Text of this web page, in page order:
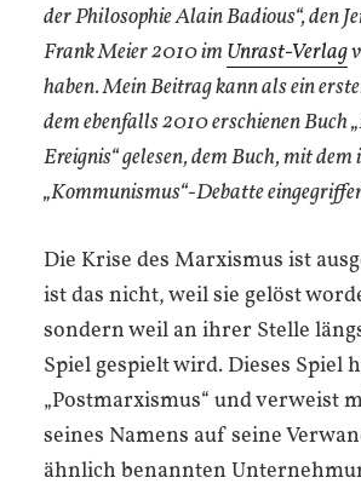
der Philosophie Alain Badious“, den
Frank Meier 2010 im Unrast-Verlag
haben. Mein Beitrag kann als ein
dem ebenfalls 2010 erschienen Buch
Ereignis“ gelesen, dem Buch, mit dem
„Kommunismus“-Debatte
Die Krise des Marxismus ist
ist das nicht, weil sie gelöst
sondern weil an ihrer Stelle
Spiel gespielt wird. Dieses Spiel
„Postmarxismus“ und verweist
seines Namens auf seine
ähnlich benannten